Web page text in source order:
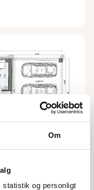
Om
statistik og personligt